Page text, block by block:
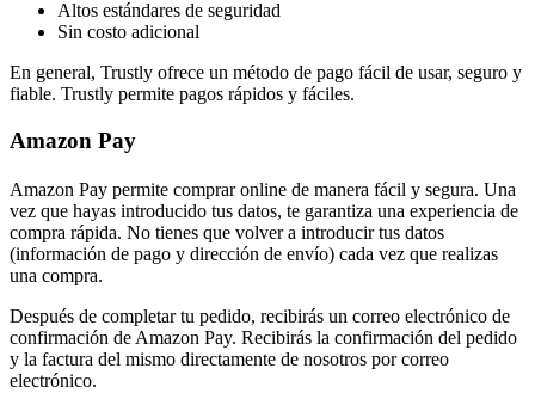
Altos estándares de seguridad
Sin costo adicional
En general, Trustly ofrece un método de pago fácil de usar, seguro y
fiable. Trustly permite pagos rápidos y fáciles.
Amazon Pay
Amazon Pay permite comprar online de manera fácil y segura. Una
vez que hayas introducido tus datos, te garantiza una experiencia de
compra rápida. No tienes que volver a introducir tus datos
(información de pago y dirección de envío) cada vez que realizas
una compra.
Después de completar tu pedido, recibirás un correo electrónico de
confirmación de Amazon Pay. Recibirás la confirmación del pedido
y la factura del mismo directamente de nosotros por correo
electrónico.